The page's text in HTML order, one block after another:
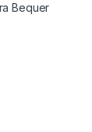
Bequer